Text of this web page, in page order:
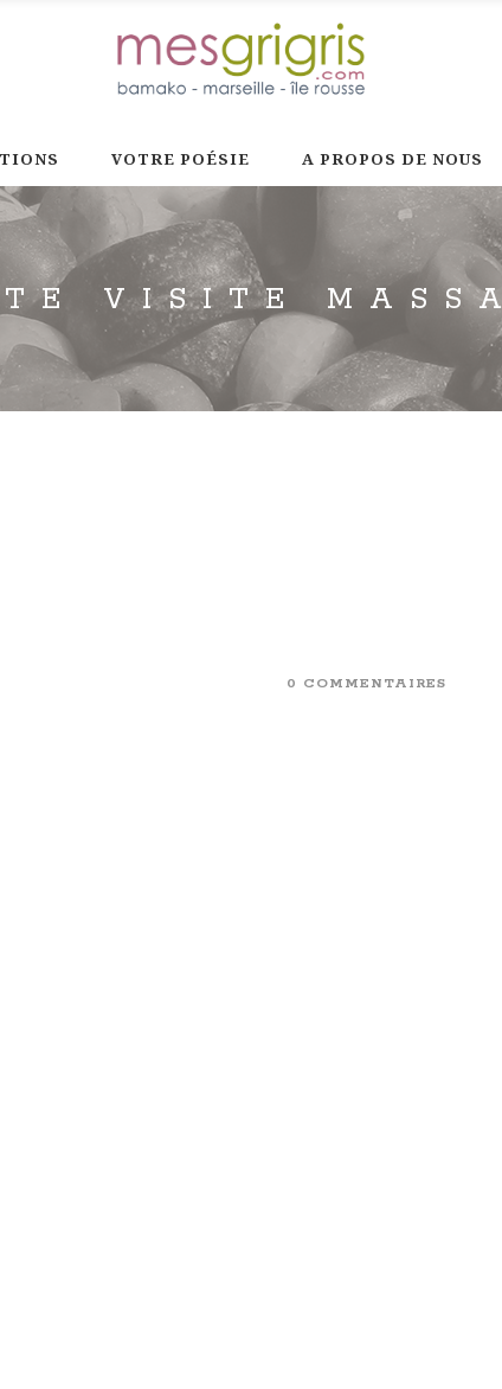
VOTRE POÉSIE A PROPOS DE NOUS
VISITE
0 COMMENTAIRES